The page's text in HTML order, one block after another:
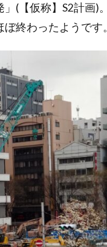
(【仮称】S2計画)
終わったようです。